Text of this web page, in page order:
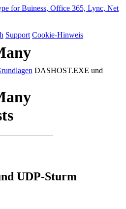
Support Cookie-Hinweis
DASHOST.EXE und
UDP-Sturm